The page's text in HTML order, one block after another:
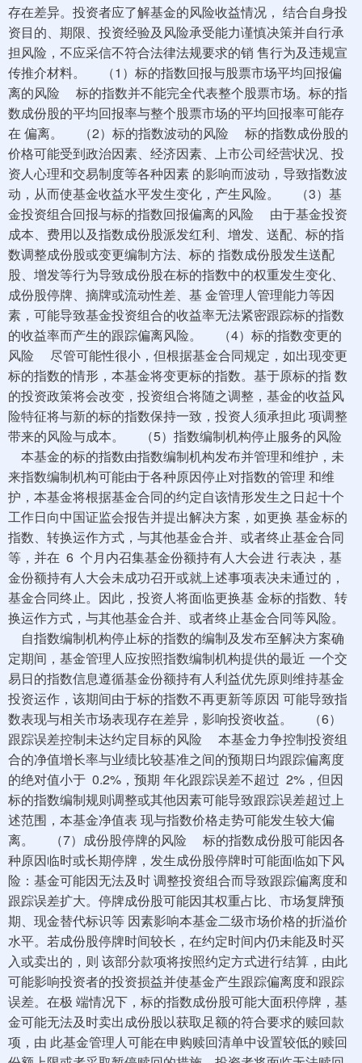
存在差异。投资者应了解基金的风险收益情况， 结合自身投
资目的、期限、投资经验及风险承受能力谨慎决策并自行承
担风险，不应采信不符合法律法规要求的销 售行为及违规宣
传推介材料。 （1）标的指数回报与股票市场平均回报偏
离的风险 标的指数并不能完全代表整个股票市场。标的指
数成份股的平均回报率与整个股票市场的平均回报率可能存
在 偏离。 （2）标的指数波动的风险 标的指数成份股的
价格可能受到政治因素、经济因素、上市公司经营状况、投
资人心理和交易制度等各种因素 的影响而波动，导致指数波
动，从而使基金收益水平发生变化，产生风险。 （3）基
金投资组合回报与标的指数回报偏离的风险 由于基金投资
成本、费用以及指数成份股派发红利、增发、送配、标的指
数调整成份股或变更编制方法、标的 指数成份股发生送配
股、增发等行为导致成份股在标的指数中的权重发生变化、
成份股停牌、摘牌或流动性差、基 金管理人管理能力等因
素，可能导致基金投资组合的收益率无法紧密跟踪标的指数
的收益率而产生的跟踪偏离风险。 （4）标的指数变更的
风险 尽管可能性很小，但根据基金合同规定，如出现变更
标的指数的情形，本基金将变更标的指数。基于原标的指 数
的投资政策将会改变，投资组合将随之调整，基金的收益风
险特征将与新的标的指数保持一致，投资人须承担此 项调整
带来的风险与成本。 （5）指数编制机构停止服务的风险
本基金的标的指数由指数编制机构发布并管理和维护，未
来指数编制机构可能由于各种原因停止对指数的管理 和维
护，本基金将根据基金合同的约定自该情形发生之日起十个
工作日向中国证监会报告并提出解决方案，如更换 基金标的
指数、转换运作方式，与其他基金合并、或者终止基金合同
等，并在 6 个月内召集基金份额持有人大会进 行表决，基
金份额持有人大会未成功召开或就上述事项表决未通过的，
基金合同终止。因此，投资人将面临更换基 金标的指数、转
换运作方式，与其他基金合并、或者终止基金合同等风险。
自指数编制机构停止标的指数的编制及发布至解决方案确
定期间，基金管理人应按照指数编制机构提供的最近 一个交
易日的指数信息遵循基金份额持有人利益优先原则维持基金
投资运作，该期间由于标的指数不再更新等原因 可能导致指
数表现与相关市场表现存在差异，影响投资收益。 （6）
跟踪误差控制未达约定目标的风险 本基金力争控制投资组
合的净值增长率与业绩比较基准之间的预期日均跟踪偏离度
的绝对值小于 0.2%，预期 年化跟踪误差不超过 2%，但因
标的指数编制规则调整或其他因素可能导致跟踪误差超过上
述范围，本基金净值表 现与指数价格走势可能发生较大偏
离。 （7）成份股停牌的风险 标的指数成份股可能因各
种原因临时或长期停牌，发生成份股停牌时可能面临如下风
险：基金可能因无法及时 调整投资组合而导致跟踪偏离度和
跟踪误差扩大。停牌成份股可能因其权重占比、市场复牌预
期、现金替代标识等 因素影响本基金二级市场价格的折溢价
水平。若成份股停牌时间较长，在约定时间内仍未能及时买
入或卖出的，则 该部分款项将按照约定方式进行结算，由此
可能影响投资者的投资损益并使基金产生跟踪偏离度和跟踪
误差。在极 端情况下，标的指数成份股可能大面积停牌，基
金可能无法及时卖出成份股以获取足额的符合要求的赎回款
项，由 此基金管理人可能在申购赎回清单中设置较低的赎回